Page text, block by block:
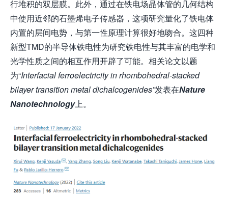
行堆积的双层膜。此外，通过在铁电场晶体管的几何结构
中使用近邻的石墨烯电子传感器，这项研究量化了铁电体
内置的层间电势，与第一性原理计算很好地吻合。这四种
新型TMD的半导体铁电性为研究铁电性与其丰富的电学和
光学性质之间的相互作用开辟了可能。相关论文以题
为“Interfacial ferroelectricity in rhombohedral-stacked
bilayer transition metal dichalcogenides”发表在Nature
Nanotechnology上。